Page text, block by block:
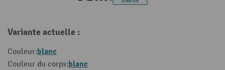
Variante actuelle :
Couleur:blanc
Couleur du corps:blanc